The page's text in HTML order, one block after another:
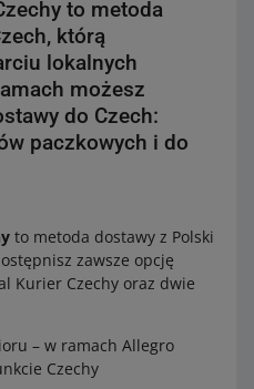
to metoda
którą
lokalnych
możesz
do Czech:
paczkowych i do
to metoda dostawy z Polski
zawsze opcję
Kurier Czechy oraz dwie
– w ramach Allegro
Czechy